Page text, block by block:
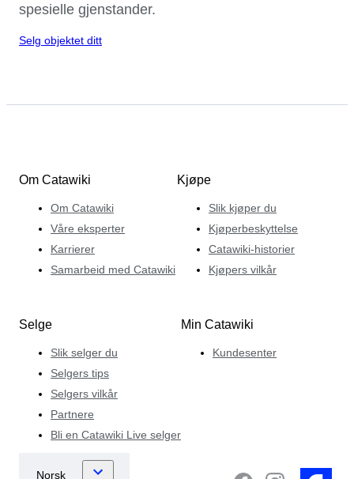
spesielle gjenstander.
Selg objektet ditt
Om Catawiki
Om Catawiki
Våre eksperter
Karrierer
Samarbeid med Catawiki
Kjøpe
Slik kjøper du
Kjøperbeskyttelse
Catawiki-historier
Kjøpers vilkår
Selge
Slik selger du
Selgers tips
Selgers vilkår
Partnere
Bli en Catawiki Live selger
Min Catawiki
Kundesenter